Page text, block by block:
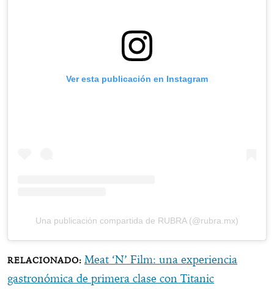
Ver esta publicación en Instagram
Una publicación compartida de RUBRA (@rubra.mx)
Meat ‘N’ Film: una experiencia
gastronómica de primera clase con Titanic